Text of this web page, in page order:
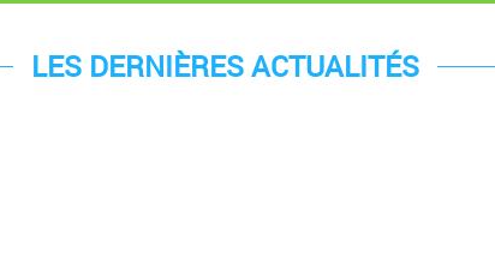
LES DERNIÈRES ACTUALITÉS